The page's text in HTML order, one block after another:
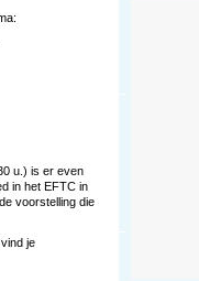
u.) is er even
in het EFTC in
voorstelling die
je